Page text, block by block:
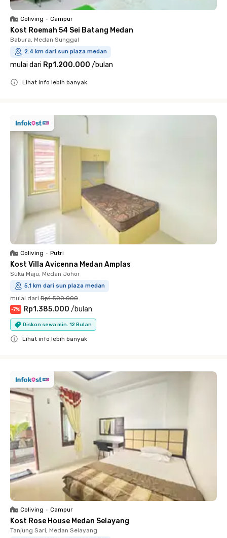
Coliving • Campur
Kost Roemah 54 Sei Batang Medan
Babura, Medan Sunggal
2.4 km dari sun plaza medan
mulai dari Rp1.200.000 /bulan
Lihat info lebih banyak
Coliving • Putri
Kost Villa Avicenna Medan Amplas
Suka Maju, Medan Johor
5.1 km dari sun plaza medan
mulai dari Rp1.500.000
-7% Rp1.385.000 /bulan
Diskon sewa min. 12 Bulan
Lihat info lebih banyak
Coliving • Campur
Kost Rose House Medan Selayang
Tanjung Sari, Medan Selayang